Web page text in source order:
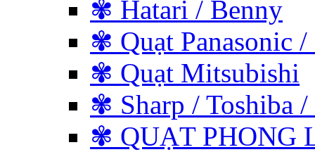
✾ Hatari / Benny
✾ Quạt Panasonic /
✾ Quạt Mitsubishi
✾ Sharp / Toshiba
✾ QUẠT PHONG